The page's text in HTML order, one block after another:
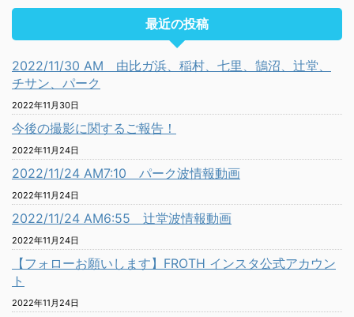
最近の投稿
2022/11/30 AM 由比ガ浜、稲村、七里、鵠沼、辻堂、
チサン、パーク
2022年11月30日
今後の撮影に関するご報告！
2022年11月24日
2022/11/24 AM7:10 パーク波情報動画
2022年11月24日
2022/11/24 AM6:55 辻堂波情報動画
2022年11月24日
【フォローお願いします】FROTH インスタ公式アカウン
ト
2022年11月24日